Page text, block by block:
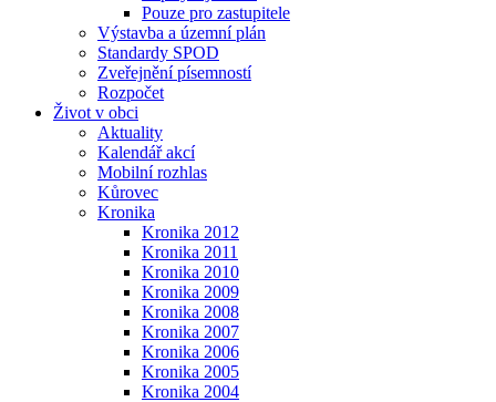
Pouze pro zastupitele
Výstavba a územní plán
Standardy SPOD
Zveřejnění písemností
Rozpočet
Život v obci
Aktuality
Kalendář akcí
Mobilní rozhlas
Kůrovec
Kronika
Kronika 2012
Kronika 2011
Kronika 2010
Kronika 2009
Kronika 2008
Kronika 2007
Kronika 2006
Kronika 2005
Kronika 2004